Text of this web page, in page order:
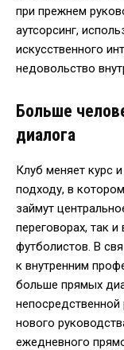
при прежнем
аутсорсинг,
искусственного
недовольство
Больше
диалога
Клуб меняет курс
подходу, в
займут
переговорах, так
футболистов. В
к внутренним
больше прямых
нового
ежедневного